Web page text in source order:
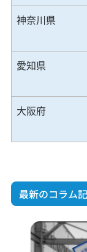
神奈川県
愛知県
大阪府
最新のコラム